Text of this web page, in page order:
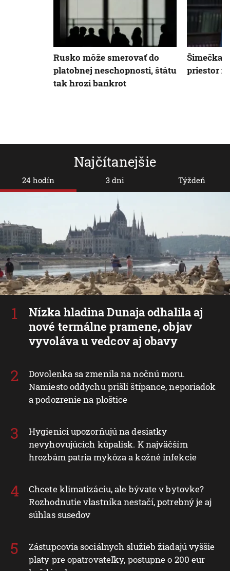
Najčítanejšie
24 hodín
Nízka hladina Dunaja odhalila aj
nové termálne pramene, objav
vyvoláva u vedcov aj obavy
Dovolenka sa zmenila na nočnú moru.
Namiesto oddychu prišli štípance, neporiadok
a podozrenie na ploštice
Hygienici upozorňujú na desiatky
nevyhovujúcich kúpalísk. K najväčším
hrozbám patria mykóza a kožné infekcie
Chcete klimatizáciu, ale bývate v bytovke?
Rozhodnutie vlastníka nestačí, potrebný je aj
súhlas susedov
Zástupcovia sociálnych služieb žiadajú vyššie
platy pre opatrovateľky, postupne o 200 eur
3 dni Týždeň
Rusko môže smerovať do
platobnej neschopnosti, štátu
tak hrozí bankrot
Šimečka:
priestor